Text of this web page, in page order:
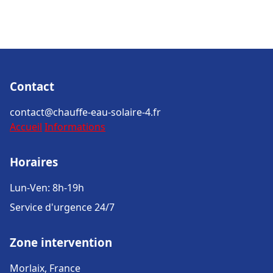
Contact
contact@chauffe-eau-solaire-4.fr
Accueil Informations
Horaires
Lun-Ven: 8h-19h
Service d'urgence 24/7
Zone intervention
Morlaix, France